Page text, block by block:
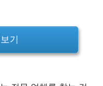
기